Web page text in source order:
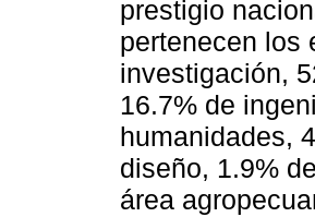
prestigio
pertenecen los
investigación,
16.7% de
humanidades,
diseño, 1.9%
área